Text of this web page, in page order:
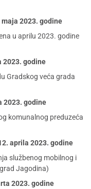
maja 2023. godine
u aprilu 2023. godine
2023. godine
Gradskog veća grada
2023. godine
komunalnog preduzeća
aprila 2023. godine
službenog mobilnog i
Jagodina)
2023. godine